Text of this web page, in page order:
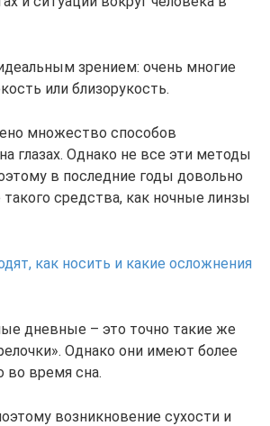
зрением: очень многие
или близорукость.
множество способов
глазах. Однако не все эти методы
в последние годы довольно
средства, как ночные линзы
как носить и какие осложнения
дневные – это точно такие же
Однако они имеют более
во время сна.
возникновение сухости и